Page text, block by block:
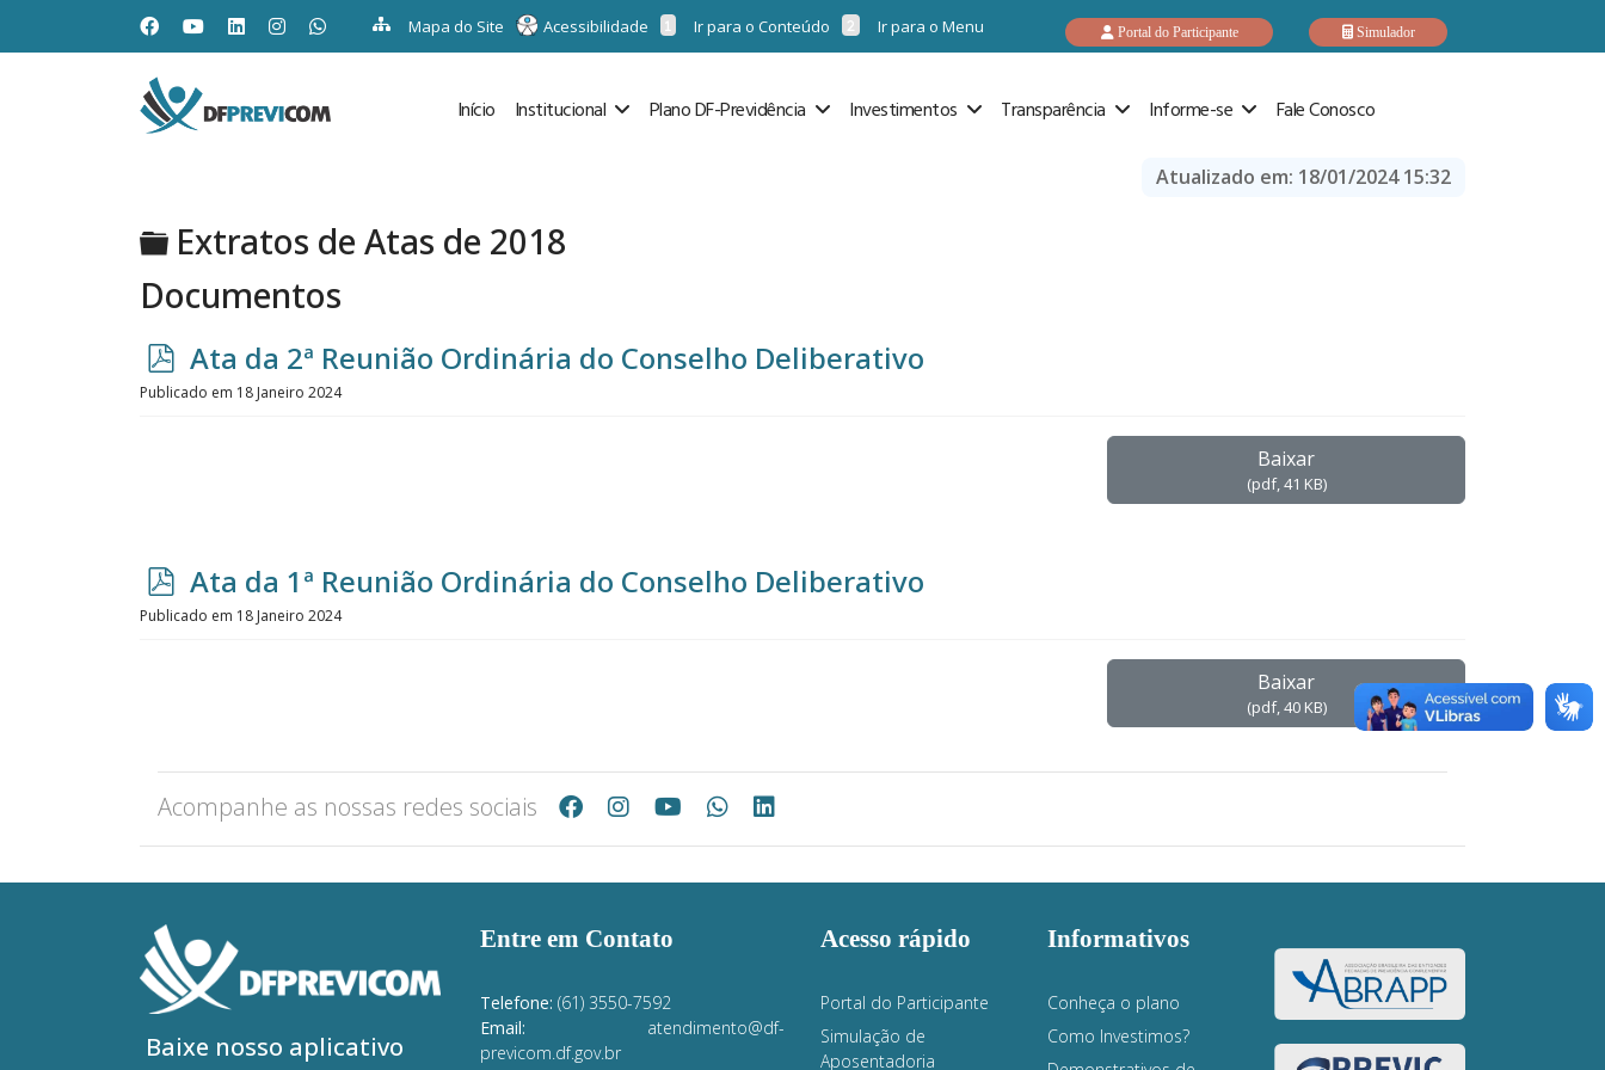
Mapa do Site Acessibilidade Ir para o Conteúdo Ir para o Menu Portal do Participante Simulador
Início Institucional Plano DF-Previdência Investimentos Transparência Informe-se Fale Conosco
Atualizado em: 18/01/2024 15:32
Pasta
Extratos de Atas de 2018
Documentos
p
d
Ata da 2ª Reunião Ordinária do Conselho Deliberativo
Publicado em 18 Janeiro 2024
Baixar
(pdf,41 KB)
p
d
Ata da 1ª Reunião Ordinária do Conselho Deliberativo
Publicado em 18 Janeiro 2024
Baixar
(pdf,40 KB)
Acompanhe as nossas redes sociais
Baixe nosso aplicativo
Entre em Contato
Telefone: (61) 3550-7592
Email:
atendimento@df-
previcom.df.gov.br
Acesso rápido
Portal do Participante
Simulação de
Aposentadoria
Informativos
Conheça o plano
Como Investimos?